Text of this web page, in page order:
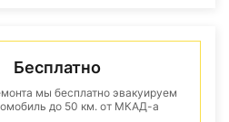
Бесплатно
мы бесплатно эвакуируем
до 50 км. от МКАД-а